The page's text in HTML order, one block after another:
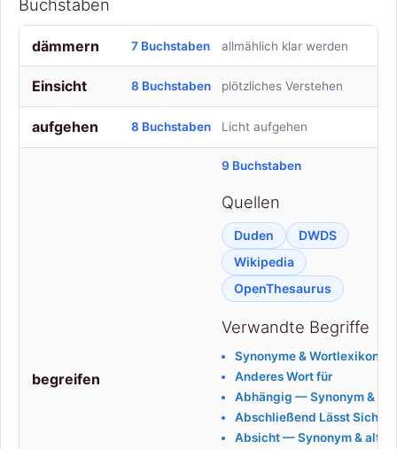
Buchstaben
dämmern 7 Buchstaben allmählich klar werden
Einsicht 8 Buchstaben plötzliches Verstehen
aufgehen 8 Buchstaben Licht aufgehen
begreifen
9 Buchstaben
Quellen
Duden
DWDS
Wikipedia
OpenThesaurus
Verwandte Begriffe
Synonyme & Wortlexikon
Anderes Wort für
Abhängig — Synonym &
Abschließend Lässt Sich
Absicht — Synonym &